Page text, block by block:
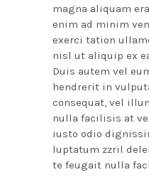
magna aliquam
enim ad minim
exerci tation
nisl ut aliquip ex
Duis autem vel
hendrerit in
consequat, vel
nulla facilisis at
iusto odio
luptatum zzril
te feugait nulla